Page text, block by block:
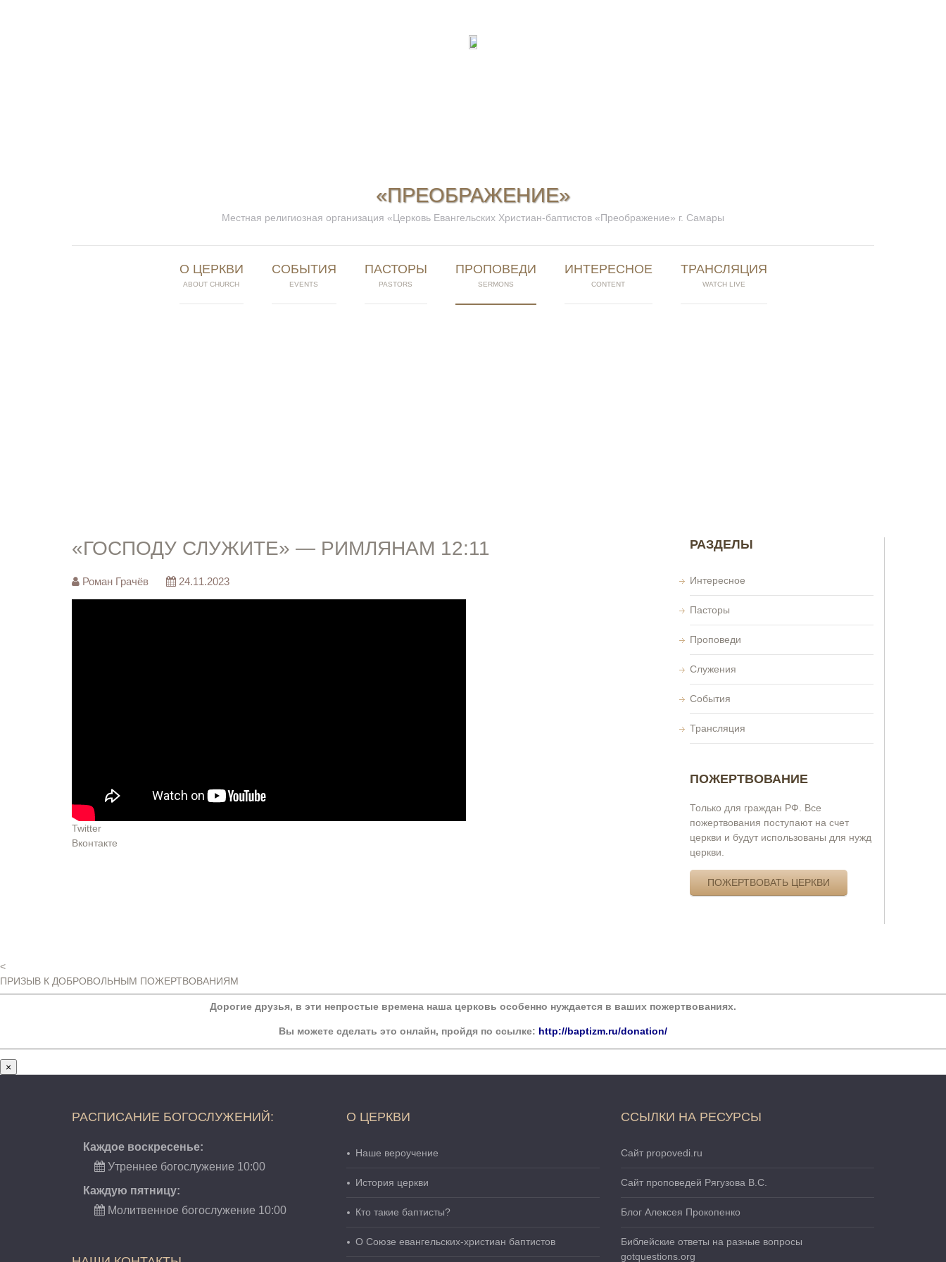
«ПРЕОБРАЖЕНИЕ»
Местная религиозная организация «Церковь Евангельских Христиан-баптистов «Преображение» г. Самары
О ЦЕРКВИ
ABOUT CHURCH
СОБЫТИЯ
EVENTS
ПАСТОРЫ
PASTORS
ПРОПОВЕДИ
SERMONS
ИНТЕРЕСНОЕ
CONTENT
ТРАНСЛЯЦИЯ
WATCH LIVE
«ГОСПОДУ СЛУЖИТЕ» — РИМЛЯНАМ 12:11
Роман Грачёв 24.11.2023
Twitter
Вконтакте
РАЗДЕЛЫ
Интересное
Пасторы
Проповеди
Служения
События
Трансляция
ПОЖЕРТВОВАНИЕ
Только для граждан РФ. Все
пожертвования поступают на счет
церкви и будут использованы для нужд
церкви.
ПОЖЕРТВОВАТЬ ЦЕРКВИ
<
ПРИЗЫВ К ДОБРОВОЛЬНЫМ ПОЖЕРТВОВАНИЯМ
Дорогие друзья, в эти непростые времена наша церковь особенно нуждается в ваших пожертвованиях.
Вы можете сделать это онлайн, пройдя по ссылке: http://baptizm.ru/donation/
×
РАСПИСАНИЕ БОГОСЛУЖЕНИЙ:
Каждое воскресенье:
Утреннее богослужение 10:00
Каждую пятницу:
Молитвенное богослужение 10:00
О ЦЕРКВИ
Наше вероучение
История церкви
Кто такие баптисты?
О Cоюзе евангельских-христиан баптистов
ССЫЛКИ НА РЕСУРСЫ
Сайт propovedi.ru
Сайт проповедей Рягузова В.С.
Блог Алексея Прокопенко
Библейские ответы на разные вопросы
gotquestions.org